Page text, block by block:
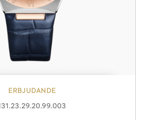
ERBJUDANDE